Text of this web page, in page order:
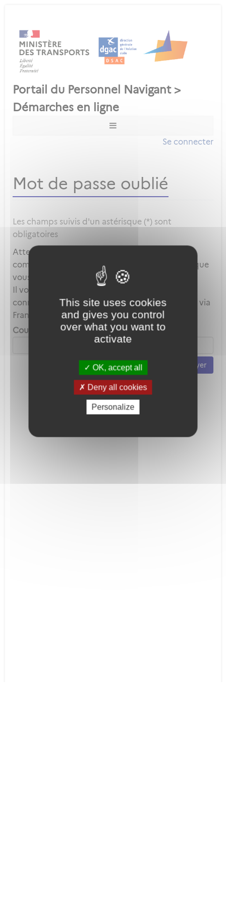
This site uses cookies
and gives you control
over what you want to
activate
OK, accept all
Deny all cookies
Personalize
Se connecter
Mot de passe oublié
Les champs suivis d'un astérisque (*) sont
obligatoires
Attention, ce mot de passe est celui de votre
compte local et en aucun cas celui du compte que
vous utilisez au travers de FranceConnect.
Il vous servira uniquement lorsque vous vous
connecterez avec votre adresse mail plutôt que via
FranceConnect.
Courriel *
Envoyer